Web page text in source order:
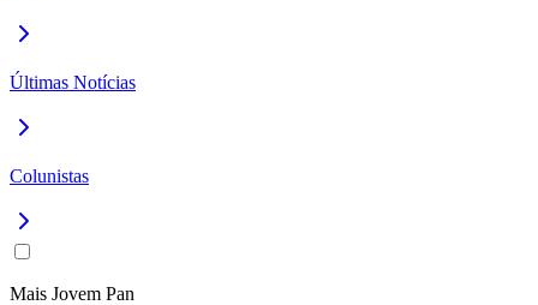
Últimas Notícias
Colunistas
Mais Jovem Pan